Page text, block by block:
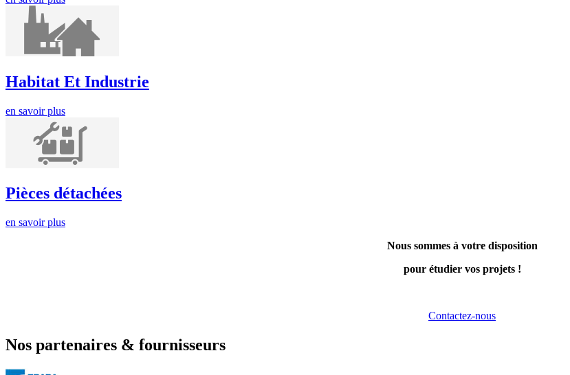
Habitat Et Industrie
en savoir plus
Pièces détachées
en savoir plus
Nous sommes à votre disposition
pour étudier vos projets !
Contactez-nous
Nos partenaires & fournisseurs